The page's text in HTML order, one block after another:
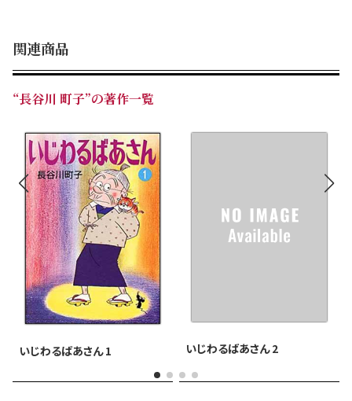
関連商品
“長谷川 町子”の著作一覧
いじわるばあさん 1 いじわるばあさん 2